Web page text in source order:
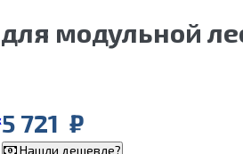
модульной
5 721 ₽
Нашли дешевле?